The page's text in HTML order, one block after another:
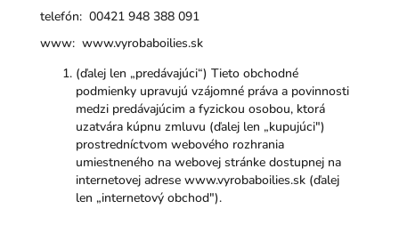
telefón: 00421 948 388 091
www: www.vyrobaboilies.sk
(ďalej len „predávajúci“) Tieto obchodné
podmienky upravujú vzájomné práva a povinnosti
medzi predávajúcim a fyzickou osobou, ktorá
uzatvára kúpnu zmluvu (ďalej len „kupujúci")
prostredníctvom webového rozhrania
umiestneného na webovej stránke dostupnej na
internetovej adrese www.vyrobaboilies.sk (ďalej
len „internetový obchod").